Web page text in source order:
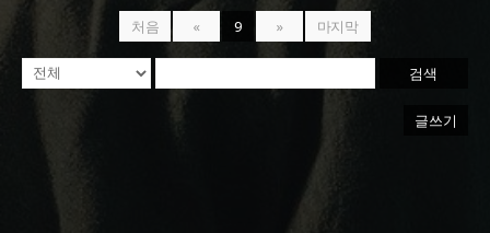
처음 « 9 » 마지막
검색
글쓰기